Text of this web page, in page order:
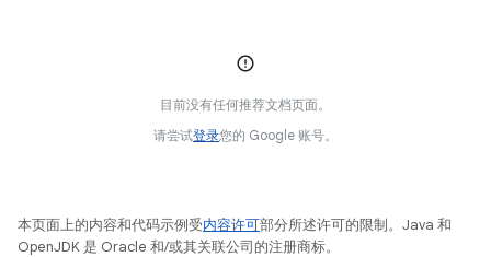
目前没有任何推荐文档页面。
请尝试登录您的 Google 账号。
本页面上的内容和代码示例受内容许可部分所述许可的限制。Java 和
OpenJDK 是 Oracle 和/或其关联公司的注册商标。